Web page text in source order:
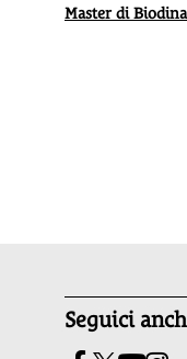
Master di
Seguici